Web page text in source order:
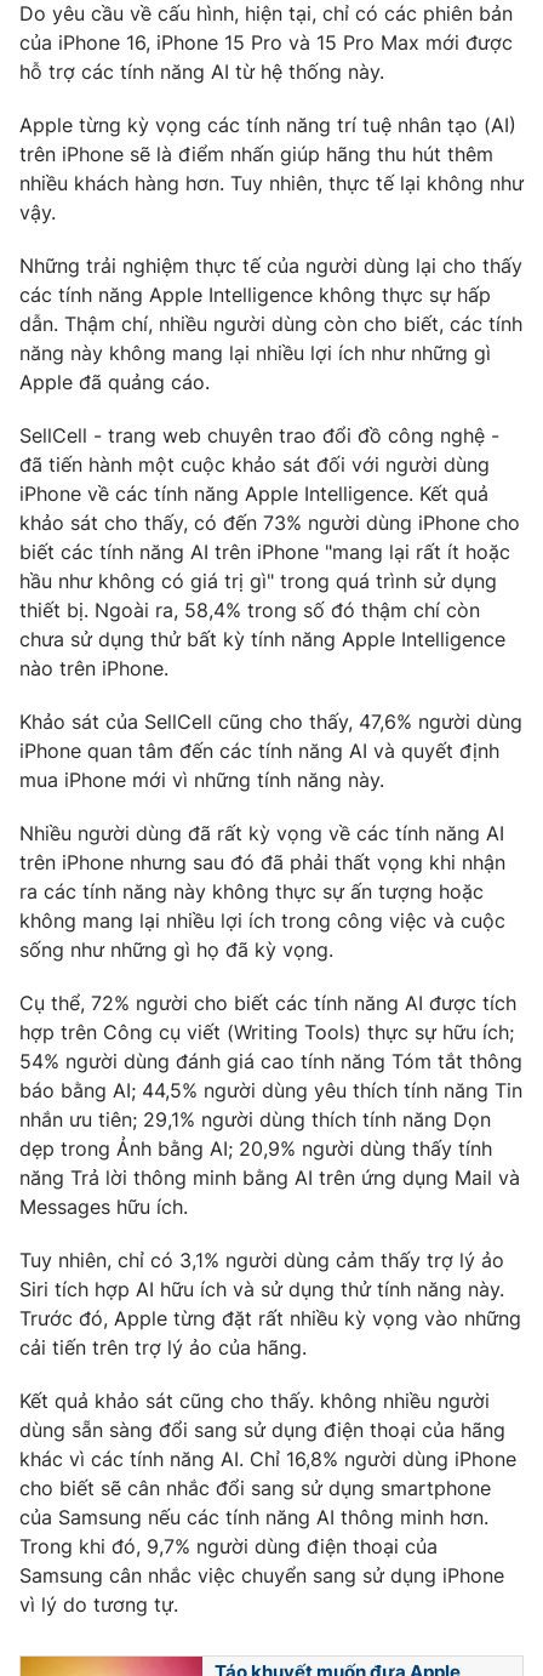
Góc doanh nghiệp
Phim VTV
Nhân vật
Khán giả
Giải trí
Điện ảnh
Âm nhạc
Sao
Đời sống
Du lịch
Chất lượng cuộc sống
Giáo dục
Tuyển sinh
Học trực tuyến
Công nghệ
Hitech Công nghệ tương lai
Sản phẩm
Thị trường
Tư vấn
Giao lưu trực tuyến
Lịch phát sóng
Chuyên mục khác
Emagazine Podcast
Photo Infographic
VTV Money VTV Thể thao
VTV Sức khoẻ Bất động sản
Thị trường 24h Tấm lòng Việt
VTV9 VTV8
Liên hệ tòa soạn English
THỜI BÁO VTV
Theo dõi báo trên
Cơ quan chủ quản:Đài Truyền hình Việt Nam
Cơ quan báo chí:Thời báo VTV
Giấy phép hoạt động báo in và báo điện tử số 483/GP-BTTTT
cấp ngày 29/12/2023
Tổng Biên tập: Vũ Thanh Thủy
Phó Tổng Biên tập:
Nguyễn Trọng Ninh
Tổng đài VTV:024.38 355 931 - 024.38 355 932
Do yêu cầu về cấu hình, hiện tại, chỉ có các phiên bản
của iPhone 16, iPhone 15 Pro và 15 Pro Max mới được
hỗ trợ các tính năng AI từ hệ thống này.
Apple từng kỳ vọng các tính năng trí tuệ nhân tạo (AI)
trên iPhone sẽ là điểm nhấn giúp hãng thu hút thêm
nhiều khách hàng hơn. Tuy nhiên, thực tế lại không như
vậy.
Những trải nghiệm thực tế của người dùng lại cho thấy
các tính năng Apple Intelligence không thực sự hấp
dẫn. Thậm chí, nhiều người dùng còn cho biết, các tính
năng này không mang lại nhiều lợi ích như những gì
Apple đã quảng cáo.
SellCell - trang web chuyên trao đổi đồ công nghệ -
đã tiến hành một cuộc khảo sát đối với người dùng
iPhone về các tính năng Apple Intelligence. Kết quả
khảo sát cho thấy, có đến 73% người dùng iPhone cho
biết các tính năng AI trên iPhone "mang lại rất ít hoặc
hầu như không có giá trị gì" trong quá trình sử dụng
thiết bị. Ngoài ra, 58,4% trong số đó thậm chí còn
chưa sử dụng thử bất kỳ tính năng Apple Intelligence
nào trên iPhone.
Khảo sát của SellCell cũng cho thấy, 47,6% người dùng
iPhone quan tâm đến các tính năng AI và quyết định
mua iPhone mới vì những tính năng này.
Nhiều người dùng đã rất kỳ vọng về các tính năng AI
trên iPhone nhưng sau đó đã phải thất vọng khi nhận
ra các tính năng này không thực sự ấn tượng hoặc
không mang lại nhiều lợi ích trong công việc và cuộc
sống như những gì họ đã kỳ vọng.
Cụ thể, 72% người cho biết các tính năng AI được tích
hợp trên Công cụ viết (Writing Tools) thực sự hữu ích;
54% người dùng đánh giá cao tính năng Tóm tắt thông
báo bằng AI; 44,5% người dùng yêu thích tính năng Tin
nhắn ưu tiên; 29,1% người dùng thích tính năng Dọn
dẹp trong Ảnh bằng AI; 20,9% người dùng thấy tính
năng Trả lời thông minh bằng AI trên ứng dụng Mail và
Messages hữu ích.
Tuy nhiên, chỉ có 3,1% người dùng cảm thấy trợ lý ảo
Siri tích hợp AI hữu ích và sử dụng thử tính năng này.
Trước đó, Apple từng đặt rất nhiều kỳ vọng vào những
cải tiến trên trợ lý ảo của hãng.
Kết quả khảo sát cũng cho thấy. không nhiều người
dùng sẵn sàng đổi sang sử dụng điện thoại của hãng
khác vì các tính năng AI. Chỉ 16,8% người dùng iPhone
cho biết sẽ cân nhắc đổi sang sử dụng smartphone
của Samsung nếu các tính năng AI thông minh hơn.
Trong khi đó, 9,7% người dùng điện thoại của
Samsung cân nhắc việc chuyển sang sử dụng iPhone
vì lý do tương tự.